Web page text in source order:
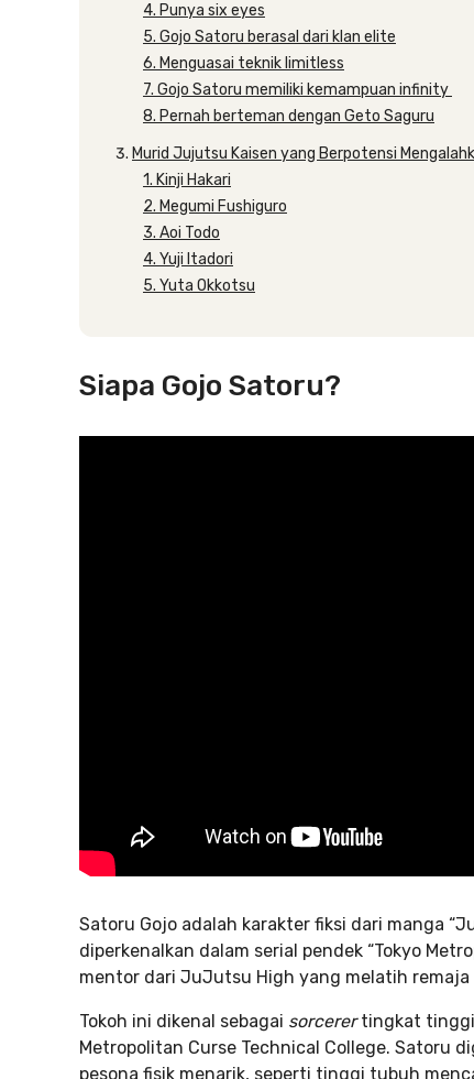
4. Punya six eyes
5. Gojo Satoru berasal dari klan elite
6. Menguasai teknik limitless
7. Gojo Satoru memiliki kemampuan infinity
8. Pernah berteman dengan Geto Saguru
Murid Jujutsu Kaisen yang Berpotensi
1. Kinji Hakari
2. Megumi Fushiguro
3. Aoi Todo
4. Yuji Itadori
5. Yuta Okkotsu
Siapa Gojo Satoru?
Satoru Gojo adalah karakter fiksi dari manga
diperkenalkan dalam serial pendek “Tokyo
mentor dari JuJutsu High yang melatih
Tokoh ini dikenal sebagai sorcerertingkat
Metropolitan Curse Technical College. Satoru
pesona fisik menarik, seperti tinggi tubuh